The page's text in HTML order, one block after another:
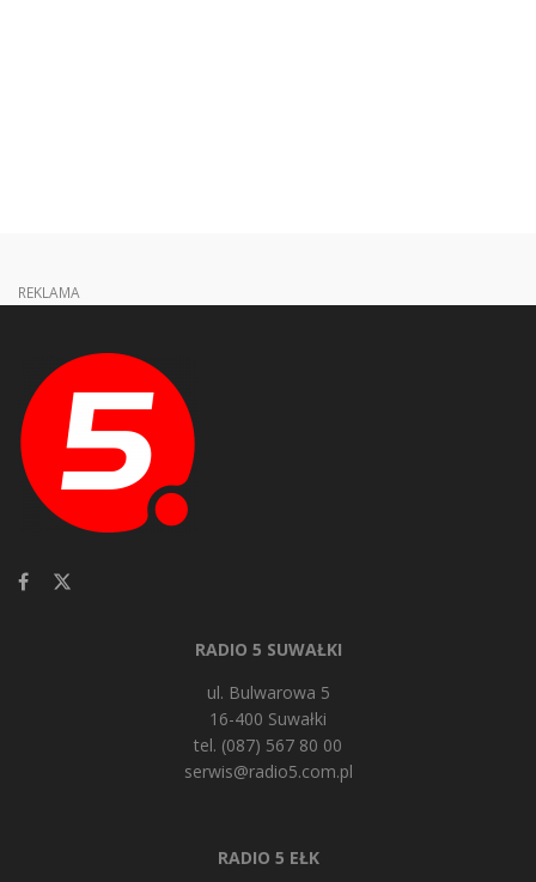
REKLAMA
RADIO 5 SUWAŁKI
ul. Bulwarowa 5
16-400 Suwałki
tel. (087) 567 80 00
serwis@radio5.com.pl
RADIO 5 EŁK